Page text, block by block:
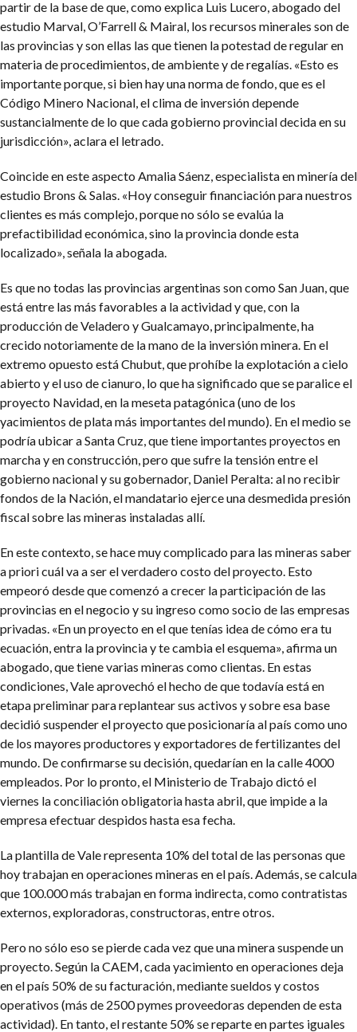
partir de la base de que, como explica Luis Lucero, abogado del
estudio Marval, O’Farrell & Mairal, los recursos minerales son de
las provincias y son ellas las que tienen la potestad de regular en
materia de procedimientos, de ambiente y de regalías. «Esto es
importante porque, si bien hay una norma de fondo, que es el
Código Minero Nacional, el clima de inversión depende
sustancialmente de lo que cada gobierno provincial decida en su
jurisdicción», aclara el letrado.
Coincide en este aspecto Amalia Sáenz, especialista en minería del
estudio Brons & Salas. «Hoy conseguir financiación para nuestros
clientes es más complejo, porque no sólo se evalúa la
prefactibilidad económica, sino la provincia donde esta
localizado», señala la abogada.
Es que no todas las provincias argentinas son como San Juan, que
está entre las más favorables a la actividad y que, con la
producción de Veladero y Gualcamayo, principalmente, ha
crecido notoriamente de la mano de la inversión minera. En el
extremo opuesto está Chubut, que prohíbe la explotación a cielo
abierto y el uso de cianuro, lo que ha significado que se paralice el
proyecto Navidad, en la meseta patagónica (uno de los
yacimientos de plata más importantes del mundo). En el medio se
podría ubicar a Santa Cruz, que tiene importantes proyectos en
marcha y en construcción, pero que sufre la tensión entre el
gobierno nacional y su gobernador, Daniel Peralta: al no recibir
fondos de la Nación, el mandatario ejerce una desmedida presión
fiscal sobre las mineras instaladas allí.
En este contexto, se hace muy complicado para las mineras saber
a priori cuál va a ser el verdadero costo del proyecto. Esto
empeoró desde que comenzó a crecer la participación de las
provincias en el negocio y su ingreso como socio de las empresas
privadas. «En un proyecto en el que tenías idea de cómo era tu
ecuación, entra la provincia y te cambia el esquema», afirma un
abogado, que tiene varias mineras como clientas. En estas
condiciones, Vale aprovechó el hecho de que todavía está en
etapa preliminar para replantear sus activos y sobre esa base
decidió suspender el proyecto que posicionaría al país como uno
de los mayores productores y exportadores de fertilizantes del
mundo. De confirmarse su decisión, quedarían en la calle 4000
empleados. Por lo pronto, el Ministerio de Trabajo dictó el
viernes la conciliación obligatoria hasta abril, que impide a la
empresa efectuar despidos hasta esa fecha.
La plantilla de Vale representa 10% del total de las personas que
hoy trabajan en operaciones mineras en el país. Además, se calcula
que 100.000 más trabajan en forma indirecta, como contratistas
externos, exploradoras, constructoras, entre otros.
Pero no sólo eso se pierde cada vez que una minera suspende un
proyecto. Según la CAEM, cada yacimiento en operaciones deja
en el país 50% de su facturación, mediante sueldos y costos
operativos (más de 2500 pymes proveedoras dependen de esta
actividad). En tanto, el restante 50% se reparte en partes iguales